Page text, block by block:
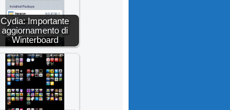
Cydia: Importante
aggiornamento di
Winterboard